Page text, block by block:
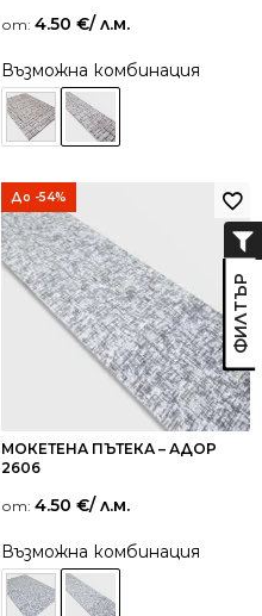
от: 4.50 €/ л.м.
Възможна комбинация
До -54%
МОКЕТЕНА ПЪТЕКА – АДОР
2606
от: 4.50 €/ л.м.
Възможна комбинация